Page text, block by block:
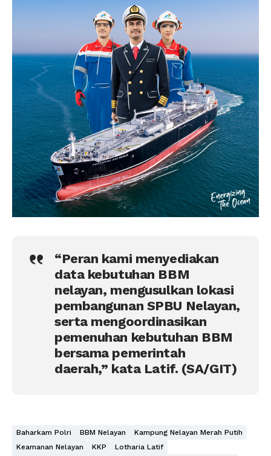
“Peran kami menyediakan
data kebutuhan BBM
nelayan, mengusulkan lokasi
pembangunan SPBU Nelayan,
serta mengoordinasikan
pemenuhan kebutuhan BBM
bersama pemerintah
daerah,” kata Latif. (SA/GIT)
Baharkam Polri BBM Nelayan
Kampung Nelayan Merah Putih
Keamanan Nelayan
KKP Lotharia Latif